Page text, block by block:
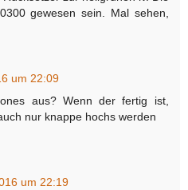
gewesen sein. Mal sehen,
um 22:09
aus? Wenn der fertig ist,
nur knappe hochs werden
um 22:19